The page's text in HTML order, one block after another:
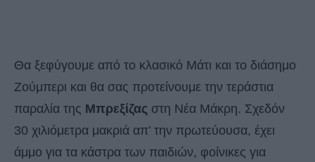
Θα ξεφύγουμε από το κλασικό Μάτι και το διάσημο
Ζούμπερι και θα σας προτείνουμε την τεράστια
παραλία της Μπρεξίζας στη Νέα Μάκρη. Σχεδόν
30 χιλιόμετρα μακριά απ’ την πρωτεύουσα, έχει
άμμο για τα κάστρα των παιδιών, φοίνικες για